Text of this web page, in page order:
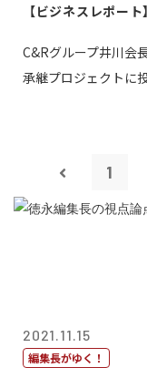
【ビジネスレポート】
C&Rグループ井川会
承継プロジェクトに
1
2021.11.15
編集長がゆく！